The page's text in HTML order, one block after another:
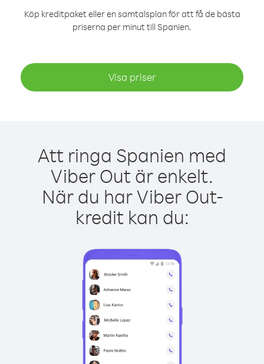
Köp kreditpaket eller en samtalsplan för att få de bästa
priserna per minut till Spanien.
Visa priser
Att ringa Spanien med
Viber Out är enkelt.
När du har Viber Out-
kredit kan du: